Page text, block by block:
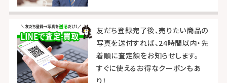
友だち登録完了後、売りたい商品の
写真を送付すれば、24時間以内・先
着順に査定額をお知らせします。
すぐに使えるお得なクーポンもあ
り！